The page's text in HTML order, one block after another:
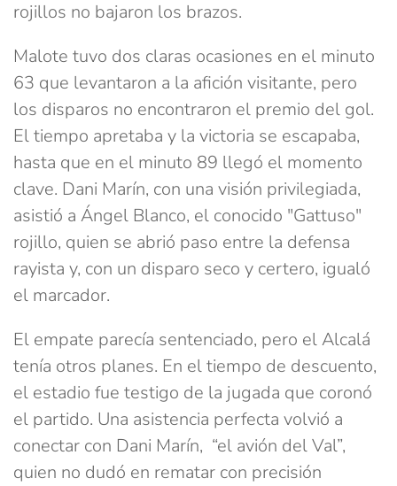
rojillos no bajaron los brazos.
Malote tuvo dos claras ocasiones en el minuto
63 que levantaron a la afición visitante, pero
los disparos no encontraron el premio del gol.
El tiempo apretaba y la victoria se escapaba,
hasta que en el minuto 89 llegó el momento
clave. Dani Marín, con una visión privilegiada,
asistió a Ángel Blanco, el conocido "Gattuso"
rojillo, quien se abrió paso entre la defensa
rayista y, con un disparo seco y certero, igualó
el marcador.
El empate parecía sentenciado, pero el Alcalá
tenía otros planes. En el tiempo de descuento,
el estadio fue testigo de la jugada que coronó
el partido. Una asistencia perfecta volvió a
conectar con Dani Marín, “el avión del Val”,
quien no dudó en rematar con precisión